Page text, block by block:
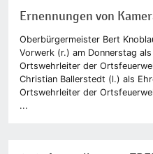
Ernennungen von
Oberbürgermeister Bert
Vorwerk (r.) am Donnerstag
Ortswehrleiter der
Christian Ballerstedt (l.) als
Ortswehrleiter der
...